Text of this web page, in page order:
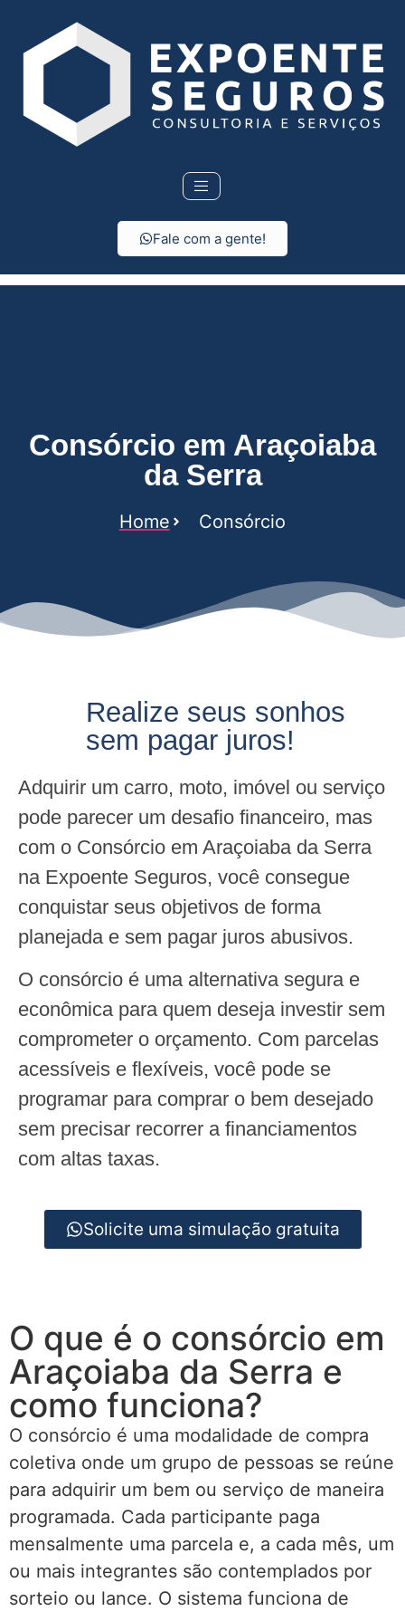
Fale com a gente!
Consórcio em Araçoiaba
da Serra
Home Consórcio
Realize seus sonhos
sem pagar juros!
Adquirir um carro, moto, imóvel ou serviço
pode parecer um desafio financeiro, mas
com o Consórcio em Araçoiaba da Serra
na Expoente Seguros, você consegue
conquistar seus objetivos de forma
planejada e sem pagar juros abusivos.
O consórcio é uma alternativa segura e
econômica para quem deseja investir sem
comprometer o orçamento. Com parcelas
acessíveis e flexíveis, você pode se
programar para comprar o bem desejado
sem precisar recorrer a financiamentos
com altas taxas.
Solicite uma simulação gratuita
O que é o consórcio em
Araçoiaba da Serra e
como funciona?
O consórcio é uma modalidade de compra
coletiva onde um grupo de pessoas se reúne
para adquirir um bem ou serviço de maneira
programada. Cada participante paga
mensalmente uma parcela e, a cada mês, um
ou mais integrantes são contemplados por
sorteio ou lance. O sistema funciona de